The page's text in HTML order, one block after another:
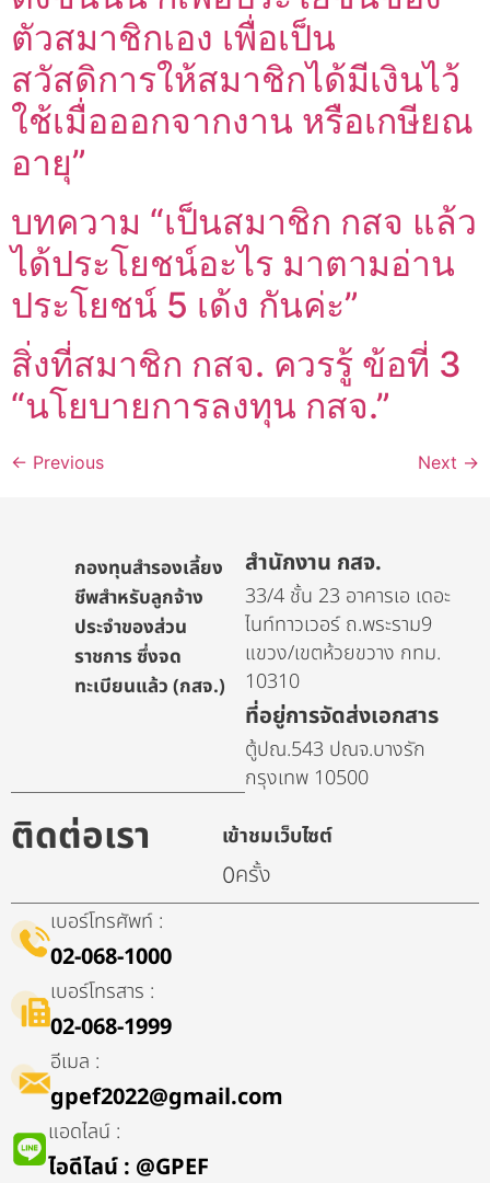
ตัวสมาชิกเอง เพื่อเป็น
สวัสดิการให้สมาชิกได้มีเงินไว้
ใช้เมื่อออกจากงาน หรือเกษียณ
อายุ”
บทความ “เป็นสมาชิก กสจ แล้ว
ได้ประโยชน์อะไร มาตามอ่าน
ประโยชน์ 5 เด้ง กันค่ะ”
สิ่งที่สมาชิก กสจ. ควรรู้ ข้อที่ 3
“นโยบายการลงทุน กสจ.”
← Previous Next →
กองทุนสำรองเลี้ยง
ชีพสำหรับลูกจ้าง
ประจำของส่วน
ราชการ ซึ่งจด
ทะเบียนแล้ว (กสจ.)
สำนักงาน กสจ.
33/4 ชั้น 23 อาคารเอ เดอะ
ไนท์ทาวเวอร์ ถ.พระราม9
แขวง/เขตห้วยขวาง กทม.
10310
ที่อยู่การจัดส่งเอกสาร
ตู้ปณ.543 ปณจ.บางรัก
กรุงเทพ 10500
ติดต่อเรา เข้าชมเว็บไซต์
0ครั้ง
เบอร์โทรศัพท์ :
02-068-1000
เบอร์โทรสาร :
02-068-1999
อีเมล :
gpef2022@gmail.com
แอดไลน์ :
ไอดีไลน์​ : @GPEF